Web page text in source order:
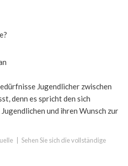
Jugendlicher zwischen
denn es spricht den sich
und ihren Wunsch zur
Sehen Sie sich die vollständige